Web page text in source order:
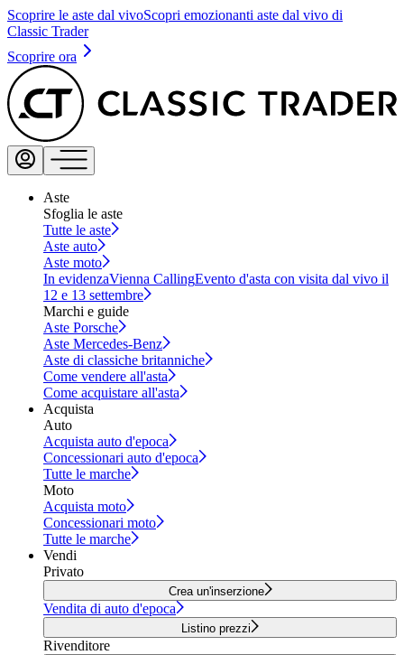
Scoprire le aste dal vivoScopri emozionanti aste dal vivo di
Classic Trader
Scoprire ora
Aste
Sfoglia le aste
Tutte le aste
Aste auto
Aste moto
In evidenzaVienna CallingEvento d'asta con visita dal vivo il
12 e 13 settembre
Marchi e guide
Aste Porsche
Aste Mercedes-Benz
Aste di classiche britanniche
Come vendere all'asta
Come acquistare all'asta
Acquista
Auto
Acquista auto d'epoca
Concessionari auto d'epoca
Tutte le marche
Moto
Acquista moto
Concessionari moto
Tutte le marche
Vendi
Privato
Crea un'inserzione
Vendita di auto d'epoca
Listino prezzi
Rivenditore